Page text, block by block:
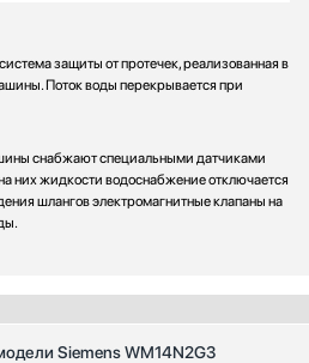
защиты от протечек, реализованная в
Поток воды перекрывается при
снабжают специальными датчиками
них жидкости водоснабжение отключается
шлангов электромагнитные клапаны на
Siemens WM14N2G3